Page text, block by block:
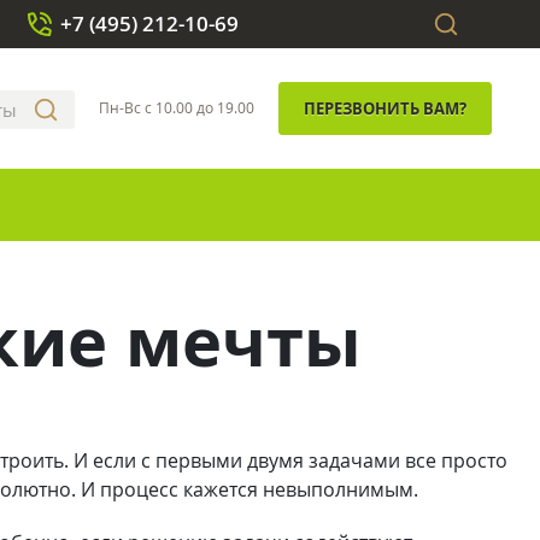
+7 (495) 212-10-69
Пн-Вс с 10.00 до 19.00 ПЕРЕЗВОНИТЬ ВАМ?
мечты
И если с первыми двумя задачами все просто
И процесс кажется невыполнимым.